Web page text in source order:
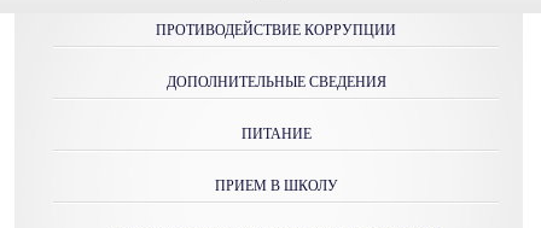
ПРОТИВОДЕЙСТВИЕ КОРРУПЦИИ
ДОПОЛНИТЕЛЬНЫЕ СВЕДЕНИЯ
ПИТАНИЕ
ПРИЕМ В ШКОЛУ